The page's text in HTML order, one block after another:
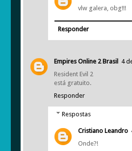
vlw galera, obg!!!
Responder
Empires Online 2 Brasil
4
Resident Evil 2
está gratuito.
Responder
Respostas
Cristiano Leandro
Onde?!